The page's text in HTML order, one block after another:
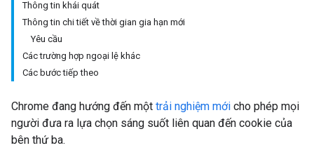
Thông tin khái quát
Thông tin chi tiết về thời gian gia hạn mới
Yêu cầu
Các trường hợp ngoại lệ khác
Các bước tiếp theo
Chrome đang hướng đến một trải nghiệm mới cho phép mọi
người đưa ra lựa chọn sáng suốt liên quan đến cookie của
bên thứ ba.